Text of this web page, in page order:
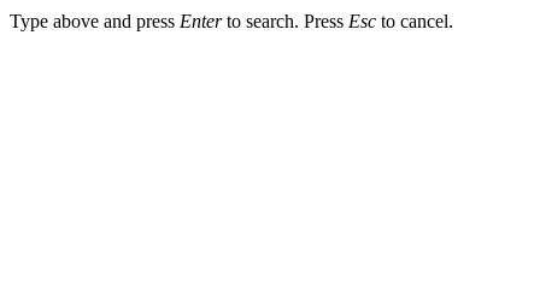
Type above and press Enterto search. Press Esc to cancel.